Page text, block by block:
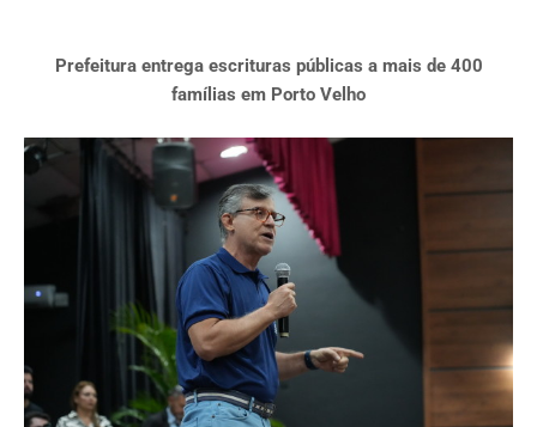
Prefeitura entrega escrituras públicas a mais de 400
famílias em Porto Velho